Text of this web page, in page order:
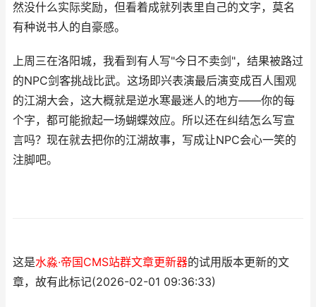
然没什么实际奖励，但看着成就列表里自己的文字，莫名
有种说书人的自豪感。
上周三在洛阳城，我看到有人写"今日不卖剑"，结果被路过
的NPC剑客挑战比武。这场即兴表演最后演变成百人围观
的江湖大会，这大概就是逆水寒最迷人的地方——你的每
个字，都可能掀起一场蝴蝶效应。所以还在纠结怎么写宣
言吗？现在就去把你的江湖故事，写成让NPC会心一笑的
注脚吧。
这是水淼·帝国CMS站群文章更新器的试用版本更新的文
章，故有此标记(2026-02-01 09:36:33)